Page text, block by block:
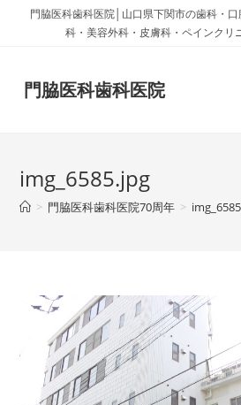
門脇医科歯科医院│山口県下関市の歯科・
科・美容外科・皮膚科・ペインクリ
門脇医科歯科医院
img_6585.jpg
> 門脇医科歯科医院70周年 >